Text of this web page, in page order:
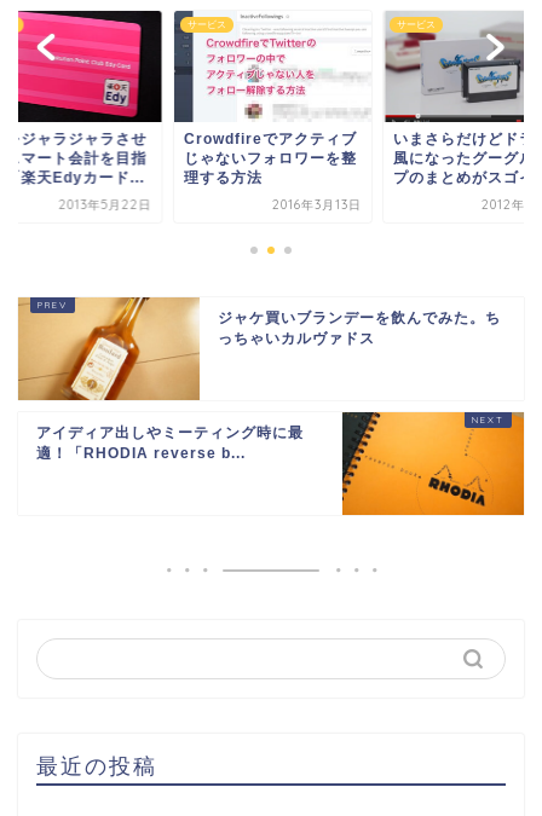
をジャラジャラさせ
スマート会計を目指
「楽天Edyカード...
2013年5月22日
サービス
Crowdfireでアクティブ
じゃないフォロワーを整
理する方法
2016年3月13日
サービス
いまさらだけどドラ
風になったグーグル
プのまとめがスゴイ
2012年7
ジャケ買いブランデーを飲んでみた。ち
っちゃいカルヴァドス
アイディア出しやミーティング時に最
適！「RHODIA reverse b...
最近の投稿